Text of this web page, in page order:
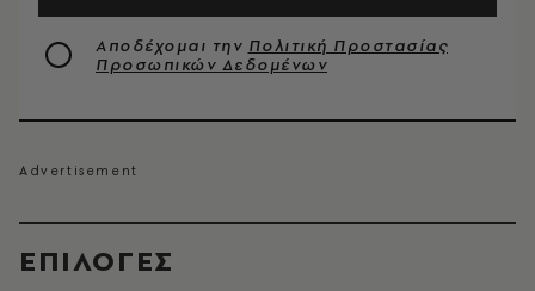
EΠΙΛΟΓΈΣ
Αποδέχομαι την Πολιτική Προστασίας
Προσωπικών Δεδομένων